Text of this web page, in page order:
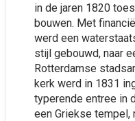
in de jaren 1820
bouwen. Met
werd een
stijl gebouwd, naar
Rotterdamse
kerk werd in 1831
typerende entree in
een Griekse tempel,